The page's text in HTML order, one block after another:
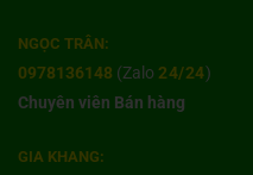
NGỌC TRÂN:
0978136148 (Zalo 24/24)
Chuyên viên Bán hàng
GIA KHANG: